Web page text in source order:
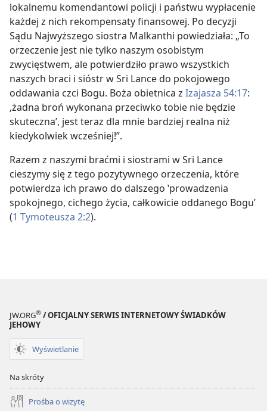
lokalnemu komendantowi policji i państwu wypłacenie
każdej z nich rekompensaty finansowej. Po decyzji
Sądu Najwyższego siostra Malkanthi powiedziała: „To
orzeczenie jest nie tylko naszym osobistym
zwycięstwem, ale potwierdziło prawo wszystkich
naszych braci i sióstr w Sri Lance do pokojowego
oddawania czci Bogu. Boża obietnica z Izajasza 54:17:
‚żadna broń wykonana przeciwko tobie nie będzie
skuteczna’, jest teraz dla mnie bardziej realna niż
kiedykolwiek wcześniej!”.
Razem z naszymi braćmi i siostrami w Sri Lance
cieszymy się z tego pozytywnego orzeczenia, które
potwierdza ich prawo do dalszego ‛prowadzenia
spokojnego, cichego życia, całkowicie oddanego Bogu’
(1 Tymoteusza 2:2).
JW.ORG® / OFICJALNY SERWIS INTERNETOWY ŚWIADKÓW
JEHOWY
Wyświetlanie
Na skróty
Prośba o wizytę